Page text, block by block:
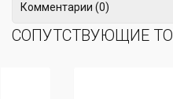
Комментарии (0)
СОПУТСТВУЮЩИЕ